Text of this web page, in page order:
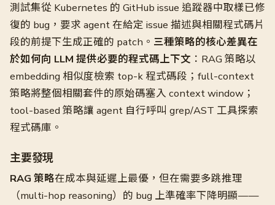
測試集從 Kubernetes 的 GitHub issue 追蹤器中取樣已修
復的 bug，要求 agent 在給定 issue 描述與相關程式碼片
段的前提下生成正確的 patch。 三種策略的核心差異在
於如何向 LLM 提供必要的程式碼上下文 ：RAG 策略以
embedding 相似度檢索 top-k 程式碼段；full-context
策略將整個相關套件的原始碼塞入 context window；
tool-based 策略讓 agent 自行呼叫 grep/AST 工具探索
程式碼庫。
主要發現
RAG 策略在成本與延遲上最優，但在需要多跳推理
（multi-hop reasoning）的 bug 上準確率下降明顯——